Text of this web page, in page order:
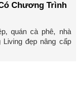
Chương Trình
quán cà phê, nhà
đẹp nâng cấp